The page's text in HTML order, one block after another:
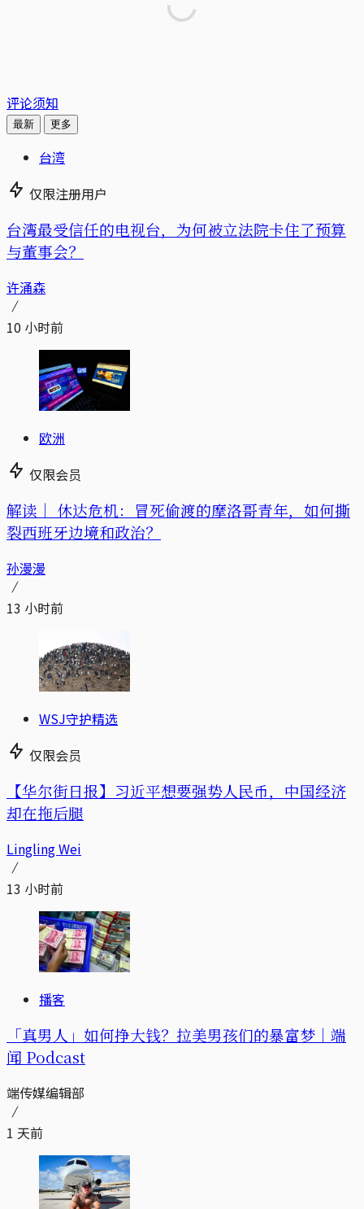
评论须知
最新 更多
台湾
仅限注册用户
台湾最受信任的电视台，为何被立法院卡住了预算
与董事会？
许涌森
10 小时前
欧洲
仅限会员
解读｜ 休达危机：冒死偷渡的摩洛哥青年，如何撕
裂西班牙边境和政治？
孙漫漫
13 小时前
WSJ守护精选
仅限会员
【华尔街日报】习近平想要强势人民币，中国经济
却在拖后腿
Lingling Wei
13 小时前
播客
「真男人」如何挣大钱？拉美男孩们的暴富梦｜端
闻 Podcast
端传媒编辑部
1 天前